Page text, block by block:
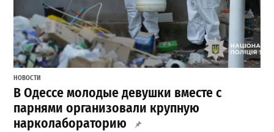
НОВОСТИ
В Одессе молодые девушки вместе с
парнями организовали крупную
нарколабораторию